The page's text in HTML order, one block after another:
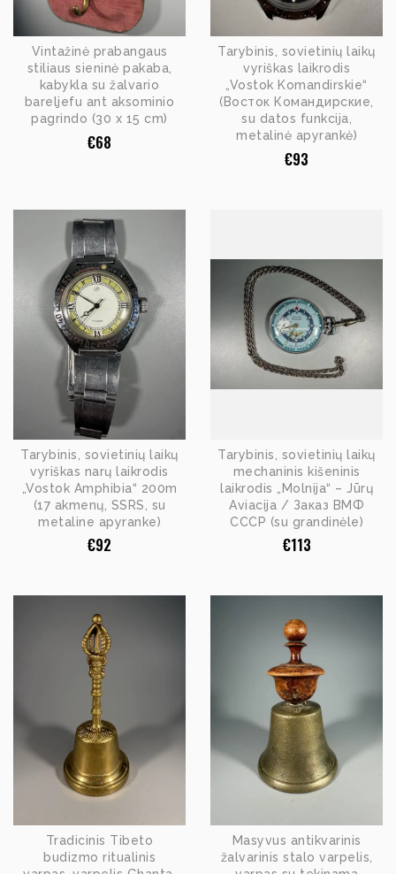
Vintažinė prabangaus
stiliaus sieninė pakaba,
kabykla su žalvario
bareljefu ant aksominio
pagrindo (30 x 15 cm)
€68
Tarybinis, sovietinių laikų
vyriškas laikrodis
„Vostok Komandirskie“
(Восток Командирские,
su datos funkcija,
metalinė apyrankė)
€93
Tarybinis, sovietinių laikų
vyriškas narų laikrodis
„Vostok Amphibia“ 200m
(17 akmenų, SSRS, su
metaline apyranke)
€92
Tarybinis, sovietinių laikų
mechaninis kišeninis
laikrodis „Molnija“ – Jūrų
Aviacija / Заказ ВМФ
СССР (su grandinėle)
€113
Tradicinis Tibeto
budizmo ritualinis
Masyvus antikvarinis
žalvarinis stalo varpelis,